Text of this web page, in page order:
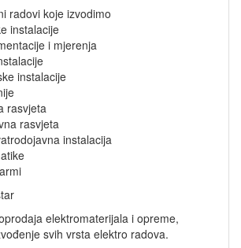
radovi koje izvodimo
instalacije
i mjerenja
instalacije
rasvjeta
rasvjeta
instalacija
elektromaterijala i opreme,
svih vrsta elektro radova.